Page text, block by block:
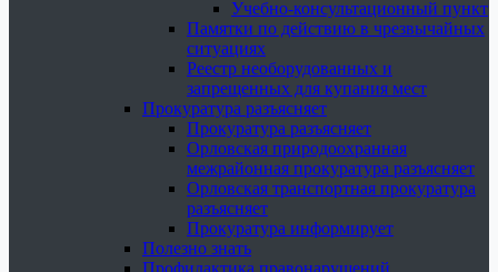
Учебно-консультационный пункт
Памятки по действию в чрезвычайных
ситуациях
Реестр необорудованных и
запрещенных для купания мест
Прокуратура разъясняет
Прокуратура разъясняет
Орловская природоохранная
межрайонная прокуратура разъясняет
Орловская транспортная прокуратура
разъясняет
Прокуратура информирует
Полезно знать
Профилактика правонарушений